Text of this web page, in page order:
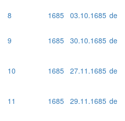
8
1685 03.10.1685 de
9 1685 30.10.1685 de
10 1685 27.11.1685 de
11 1685 29.11.1685 de